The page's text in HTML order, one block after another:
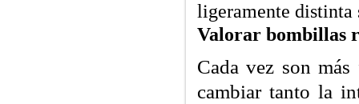
ligeramente distinta
Valorar bombillas
Cada vez son
cambiar tanto la